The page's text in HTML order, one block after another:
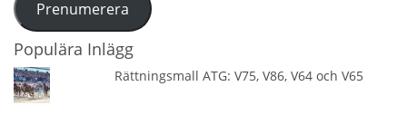
Prenumerera
Populära Inlägg
Rättningsmall ATG: V75, V86, V64 och V65